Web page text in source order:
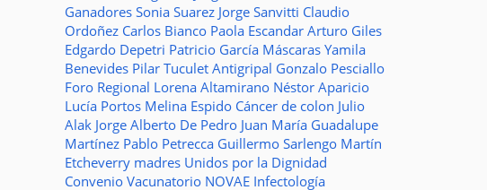
Ganadores Sonia Suarez Jorge Sanvitti Claudio
Ordoñez Carlos Bianco Paola Escandar Arturo Giles
Edgardo Depetri Patricio García Máscaras Yamila
Benevides Pilar Tuculet Antigripal Gonzalo Pesciallo
Foro Regional Lorena Altamirano Néstor Aparicio
Lucía Portos Melina Espido Cáncer de colon Julio
Alak Jorge Alberto De Pedro Juan María Guadalupe
Martínez Pablo Petrecca Guillermo Sarlengo Martín
Etcheverry madres Unidos por la Dignidad
Convenio Vacunatorio NOVAE Infectología